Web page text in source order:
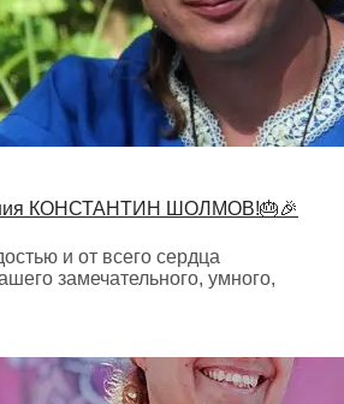
КОНСТАНТИН ШОЛМОВ!🎂🎉
и от всего сердца
замечательного, умного,